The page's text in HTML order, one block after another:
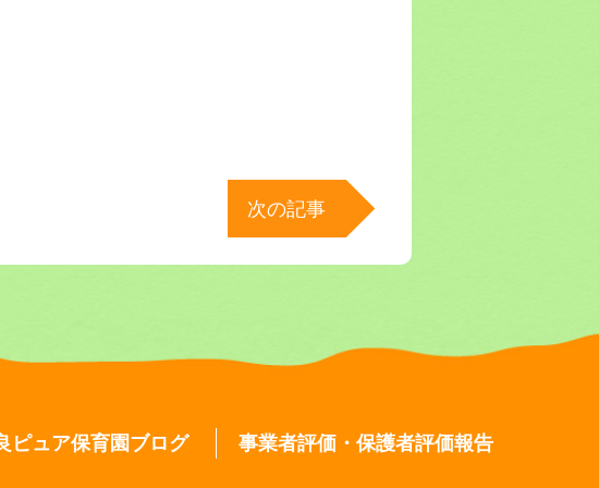
次の記事
ピュア保育園ブログ 事業者評価・保護者評価報告